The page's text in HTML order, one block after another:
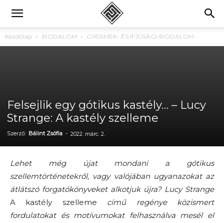
Kezdőlap IRODALOM GYERMEK- ÉS IFJÚSÁGI IRODALOM
Felsejlik egy gótikus kastély… – Lucy
Strange: A kastély szelleme
Szerző: Bálint Zsófia - 2022. márc. 2.
Lehet még újat mondani a gótikus
szellemtörténetekről, vagy valójában ugyanazokat az
átlátszó forgatókönyveket alkotjuk újra? Lucy Strange
A kastély szelleme
című regénye közismert
fordulatokat és motívumokat felhasználva mesél el